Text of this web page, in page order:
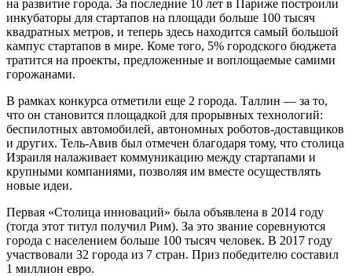
на развитие города. За последние 10 лет в Париже построили
инкубаторы для стартапов на площади больше 100 тысяч
квадратных метров, и теперь здесь находится самый большой
кампус стартапов в мире. Коме того, 5% городского бюджета
тратится на проекты, предложенные и воплощаемые самими
горожанами.
В рамках конкурса отметили еще 2 города. Таллин — за то,
что он становится площадкой для прорывных технологий:
беспилотных автомобилей, автономных роботов-доставщиков
и других. Тель-Авив был отмечен благодаря тому, что столица
Израиля налаживает коммуникацию между стартапами и
крупными компаниями, позволяя им вместе осуществлять
новые идеи.
Первая «Столица инноваций» была объявлена в 2014 году
(тогда этот титул получил Рим). За это звание соревнуются
города с населением больше 100 тысяч человек. В 2017 году
участвовали 32 города из 7 стран. Приз победителю составил
1 миллион евро.